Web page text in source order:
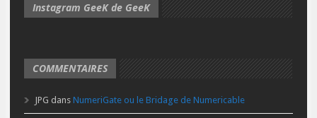
Instagram GeeK de GeeK
COMMENTAIRES
JPG dans NumeriGate ou le Bridage de Numericable